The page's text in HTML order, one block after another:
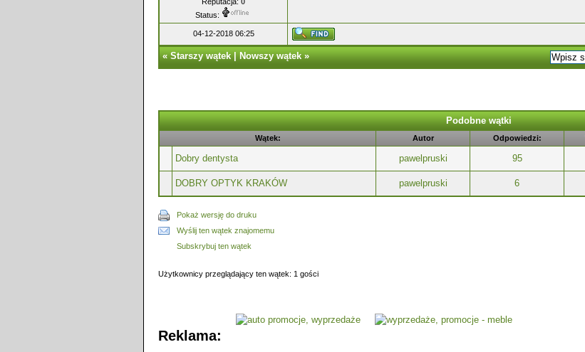
Status:
04-12-2018 06:25
«Starszy wątek|Nowszy wątek»
Podobne wątki
Wątek: Autor Odpowiedzi:
Dobry dentysta pawelpruski 95
DOBRY OPTYK KRAKÓW pawelpruski 6
Pokaż wersję do druku
Wyślij ten wątek znajomemu
Subskrybuj ten wątek
Użytkownicy przeglądający ten wątek: 1 gości
Reklama: